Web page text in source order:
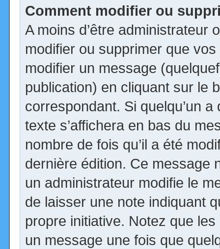
Comment modifier ou
A moins d’être administrateur
modifier ou supprimer que
modifier un message
publication) en cliquant sur le
correspondant. Si quelqu’un
texte s’affichera en bas du
nombre de fois qu’il a été
dernière édition. Ce message
un administrateur modifie le
de laisser une note indiquant
propre initiative. Notez que
un message une fois que